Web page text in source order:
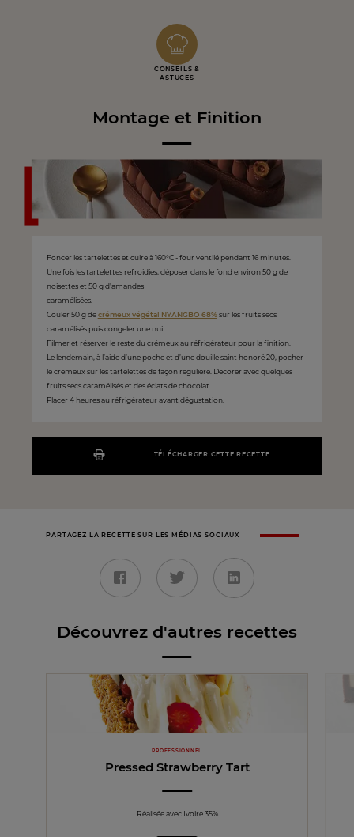
CONSEILS &
ASTUCES
Montage et Finition
TÉLÉCHARGER CETTE RECETTE
Foncer les tartelettes et cuire à 160°C - four ventilé pendant 16 minutes.
Une fois les tartelettes refroidies, déposer dans le fond environ 50 g de
noisettes et 50 g d’amandes
caramélisées.
Couler 50 g decrémeux végétal NYANGBO 68%sur les fruits secs
caramélisés puis congeler une nuit.
Filmer et réserver le reste du crémeux au réfrigérateur pour la finition.
Le lendemain, à l’aide d’une poche et d’une douille saint honoré 20, pocher
le crémeux sur les tartelettes de façon régulière. Décorer avec quelques
fruits secs caramélisés et des éclats de chocolat.
Placer 4 heures au réfrigérateur avant dégustation.
PARTAGEZ LA RECETTE SUR LES MÉDIAS SOCIAUX
Découvrez d'autres recettes
PROFESSIONNEL
Pressed Strawberry Tart
Réalisée avec Ivoire 35%